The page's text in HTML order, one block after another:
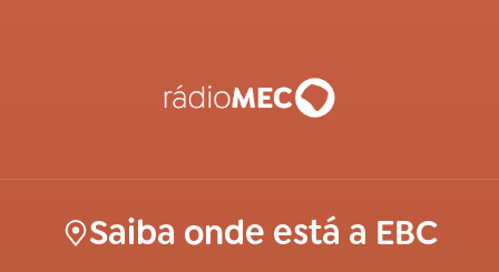
Saiba onde está a EBC